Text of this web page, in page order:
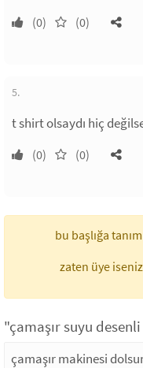
(0) (0)
5.
t shirt olsaydı hiç
(0) (0)
bu başlığa
zaten üye iseniz
"çamaşır suyu
çamaşır makinesi